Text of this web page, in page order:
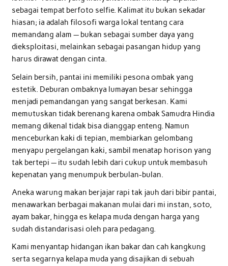
sebagai tempat berfoto selfie. Kalimat itu bukan sekadar
hiasan; ia adalah filosofi warga lokal tentang cara
memandang alam — bukan sebagai sumber daya yang
dieksploitasi, melainkan sebagai pasangan hidup yang
harus dirawat dengan cinta.
Selain bersih, pantai ini memiliki pesona ombak yang
estetik. Deburan ombaknya lumayan besar sehingga
menjadi pemandangan yang sangat berkesan. Kami
memutuskan tidak berenang karena ombak Samudra Hindia
memang dikenal tidak bisa dianggap enteng. Namun
menceburkan kaki di tepian, membiarkan gelombang
menyapu pergelangan kaki, sambil menatap horison yang
tak bertepi — itu sudah lebih dari cukup untuk membasuh
kepenatan yang menumpuk berbulan-bulan.
Aneka warung makan berjajar rapi tak jauh dari bibir pantai,
menawarkan berbagai makanan mulai dari mi instan, soto,
ayam bakar, hingga es kelapa muda dengan harga yang
sudah distandarisasi oleh para pedagang.
Kami menyantap hidangan ikan bakar dan cah kangkung
serta segarnya kelapa muda yang disajikan di sebuah